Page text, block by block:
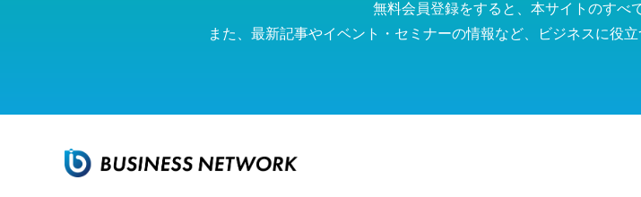
無料会員登録をすると、本サイトのすべ
また、最新記事やイベント・セミナーの情報など、ビジネスに役